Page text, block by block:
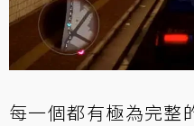
每一個都有極為完整